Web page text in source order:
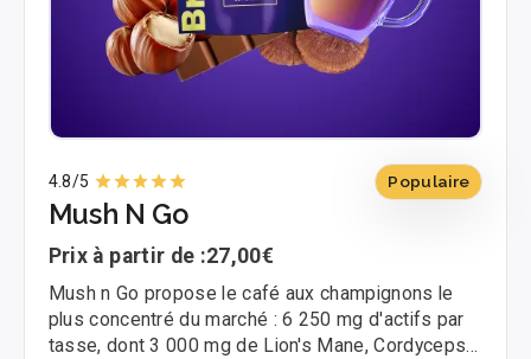
4.8/5 Populaire
Mush N Go
Prix à partir de :27,00€
Mush n Go propose le café aux champignons le
plus concentré du marché : 6 250 mg d'actifs par
tasse, dont 3 000 mg de Lion's Mane, Cordyceps